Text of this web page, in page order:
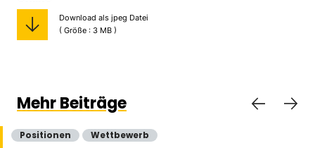
Download als jpeg Datei
( Größe : 3 MB )
Mehr Beiträge
Positionen Wettbewerb